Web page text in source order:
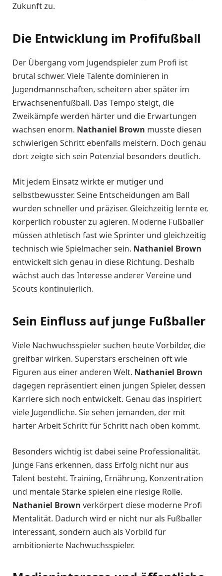
Zukunft zu.
Die Entwicklung im Profifußball
Der Übergang vom Jugendspieler zum Profi ist
brutal schwer. Viele Talente dominieren in
Jugendmannschaften, scheitern aber später im
Erwachsenenfußball. Das Tempo steigt, die
Zweikämpfe werden härter und die Erwartungen
wachsen enorm. Nathaniel Brown musste diesen
schwierigen Schritt ebenfalls meistern. Doch genau
dort zeigte sich sein Potenzial besonders deutlich.
Mit jedem Einsatz wirkte er mutiger und
selbstbewusster. Seine Entscheidungen am Ball
wurden schneller und präziser. Gleichzeitig lernte er,
körperlich robuster zu agieren. Moderne Fußballer
müssen athletisch fast wie Sprinter und gleichzeitig
technisch wie Spielmacher sein. Nathaniel Brown
entwickelt sich genau in diese Richtung. Deshalb
wächst auch das Interesse anderer Vereine und
Scouts kontinuierlich.
Sein Einfluss auf junge Fußballer
Viele Nachwuchsspieler suchen heute Vorbilder, die
greifbar wirken. Superstars erscheinen oft wie
Figuren aus einer anderen Welt. Nathaniel Brown
dagegen repräsentiert einen jungen Spieler, dessen
Karriere sich noch entwickelt. Genau das inspiriert
viele Jugendliche. Sie sehen jemanden, der mit
harter Arbeit Schritt für Schritt nach oben kommt.
Besonders wichtig ist dabei seine Professionalität.
Junge Fans erkennen, dass Erfolg nicht nur aus
Talent besteht. Training, Ernährung, Konzentration
und mentale Stärke spielen eine riesige Rolle.
Nathaniel Brown verkörpert diese moderne Profi
Mentalität. Dadurch wird er nicht nur als Fußballer
interessant, sondern auch als Vorbild für
ambitionierte Nachwuchsspieler.